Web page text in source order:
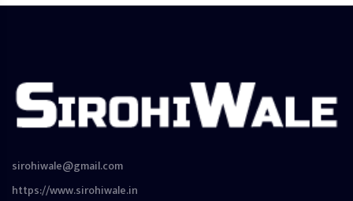
sirohiwale@gmail.com
https://www.sirohiwale.in